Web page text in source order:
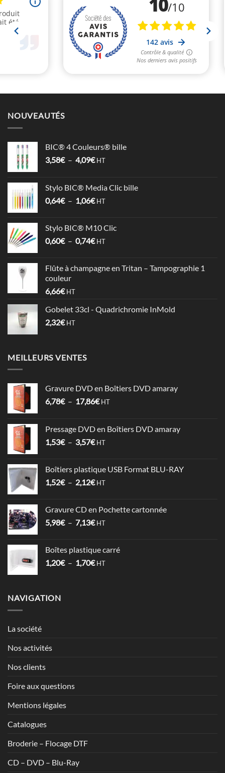
NOUVEAUTÉS
BIC® 4 Couleurs® bille
3,58€ – 4,09€Plage
3,58€
à
HT
Stylo BIC® Media Clic bille
0,64€ – 1,06€Plage
0,64€
à
HT
Stylo BIC® M10 Clic
0,60€ – 0,74€Plage
0,60€
HT
Flûte à champagne en Tritan – Tampographie 1
couleur
6,66€ HT
Gobelet 33cl - Quadrichromie InMold
2,32€ HT
MEILLEURS VENTES
Gravure DVD en Boîtiers DVD amaray
6,78€ – 17,86€Plage
6,78€
à
HT
Pressage DVD en Boîtiers DVD amaray
1,53€ – 3,57€Plage
1,53€
à
HT
Boîtiers plastique USB Format BLU-RAY
1,52€ – 2,12€Plage
1,52€
à
HT
Gravure CD en Pochette cartonnée
5,98€ – 7,13€Plage
5,98€
à
HT
Boîtes plastique carré
1,20€ – 1,70€Plage
HT
NAVIGATION
La société
Nos activités
Nos clients
Foire aux questions
Mentions légales
Catalogues
Broderie – Flocage DTF
CD – DVD – Blu-Ray